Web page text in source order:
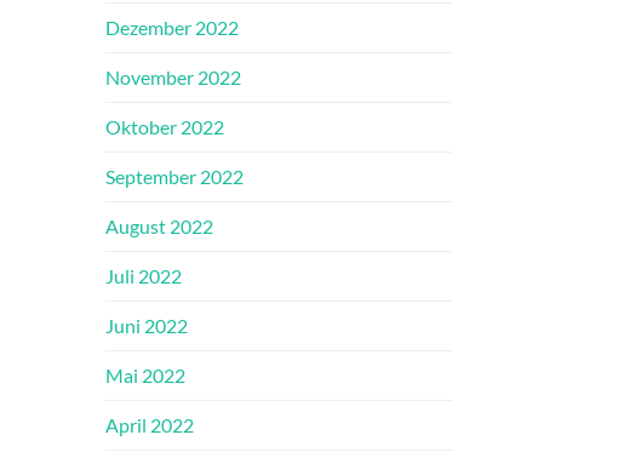
Dezember 2022
November 2022
Oktober 2022
September 2022
August 2022
Juli 2022
Juni 2022
Mai 2022
April 2022